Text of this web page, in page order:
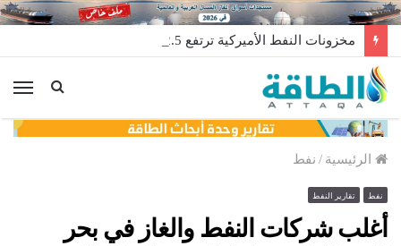
الرئيسية / نفط
نفط تقارير النفط
أغلب شركات النفط والغاز في بحر